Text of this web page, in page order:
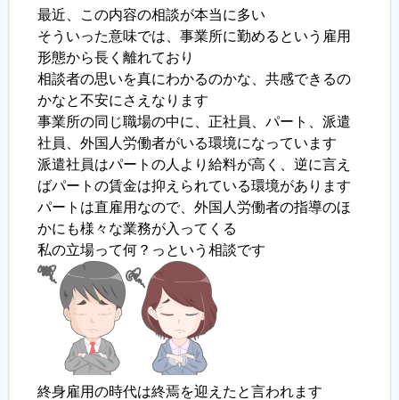
地域連携事業
求人情報検索
各種セミナー
履歴書ジェネレーター
最近、この内容の相談が本当に多い
そういった意味では、事業所に勤めるという雇用
形態から長く離れており
相談者の思いを真にわかるのかな、共感できるの
かなと不安にさえなります
事業所の同じ職場の中に、正社員、パート、派遣
社員、外国人労働者がいる環境になっています
派遣社員はパートの人より給料が高く、逆に言え
ばパートの賃金は抑えられている環境があります
パートは直雇用なので、外国人労働者の指導のほ
かにも様々な業務が入ってくる
私の立場って何？っという相談です
終身雇用の時代は終焉を迎えたと言われます